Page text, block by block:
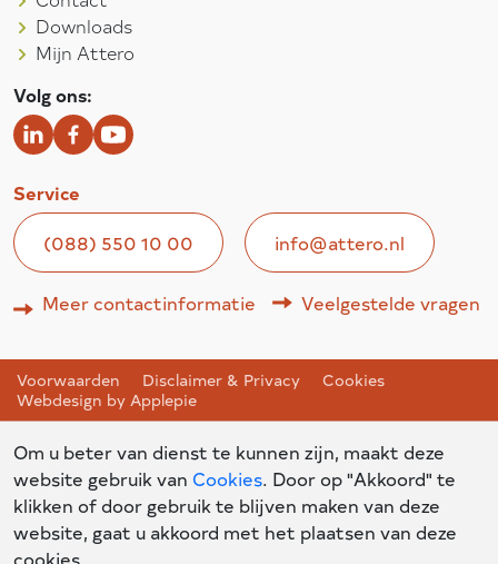
Downloads
Mijn Attero
Volg ons:
Service
(088) 550 10 00 info@attero.nl
Meer contactinformatie Veelgestelde vragen
Voorwaarden Disclaimer & Privacy
Cookies
Webdesign by Applepie
Om u beter van dienst te kunnen zijn, maakt deze
website gebruik van Cookies. Door op "Akkoord" te
klikken of door gebruik te blijven maken van deze
website, gaat u akkoord met het plaatsen van deze
cookies.